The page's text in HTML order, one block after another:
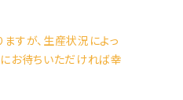
すが、生産状況によっ
お待ちいただければ幸